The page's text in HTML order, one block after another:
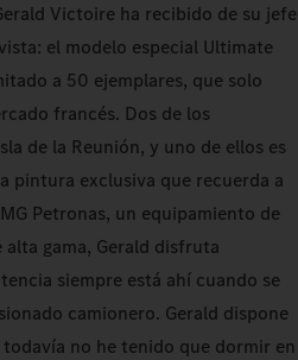
Victoire ha recibido de su jefe
el modelo especial Ultimate
a 50 ejemplares, que solo
francés. Dos de los
de la Reunión, y uno de ellos es
pintura exclusiva que recuerda a
Petronas, un equipamiento de
gama, Gerald disfruta
siempre está ahí cuando se
camionero. Gerald dispone
no he tenido que dormir en